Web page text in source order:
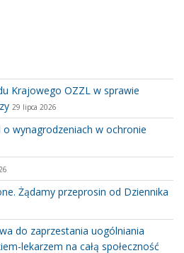
Krajowego OZZL w sprawie
29 lipca 2026
wynagrodzeniach w ochronie
Żądamy przeprosin od Dziennika
do zaprzestania uogólniania
lekarzem na całą społeczność